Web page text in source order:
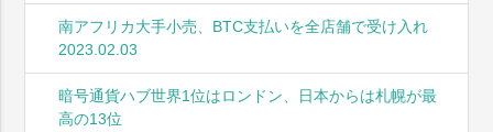
南アフリカ大手小売、BTC支払いを全店舗で受け入れ
2023.02.03
暗号通貨ハブ世界1位はロンドン、日本からは札幌が最
高の13位